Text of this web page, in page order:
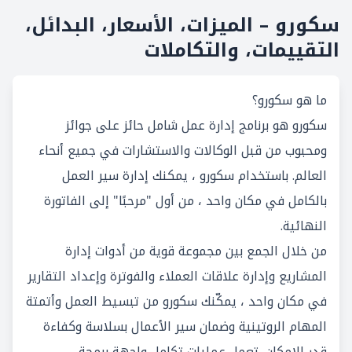
سكورو – الميزات، الأسعار، البدائل،
التقييمات، والتكاملات
ما هو سكورو؟
سكورو هو برنامج إدارة عمل شامل حائز على جوائز
ومحبوب من قبل الوكالات والاستشارات في جميع أنحاء
العالم. باستخدام سكورو ، يمكنك إدارة سير العمل
بالكامل في مكان واحد ، من أول "مرحبًا" إلى الفاتورة
النهائية.
من خلال الجمع بين مجموعة قوية من أدوات إدارة
المشاريع وإدارة علاقات العملاء والفوترة وإعداد التقارير
في مكان واحد ، يمكّنك سكورو من تبسيط العمل وأتمتة
المهام الروتينية وضمان سير الأعمال بسلاسة وكفاءة